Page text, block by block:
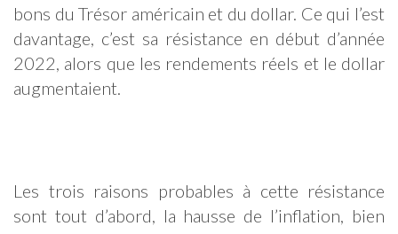
bons du Trésor américain et du dollar. Ce qui l’est
davantage, c’est sa résistance en début d’année
2022, alors que les rendements réels et le dollar
augmentaient.
Les trois raisons probables à cette résistance
sont tout d’abord, la hausse de l’inflation, bien